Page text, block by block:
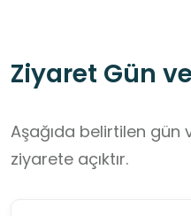
Ziyaret Gün
Aşağıda belirtilen gün
ziyarete açıktır.